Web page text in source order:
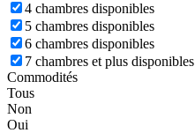
4 chambres disponibles
5 chambres disponibles
6 chambres disponibles
7 chambres et plus disponibles
Commodités
Tous
Non
Oui